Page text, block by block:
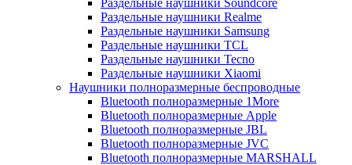
Раздельные наушники Soundcore
Раздельные наушники Realme
Раздельные наушники Samsung
Раздельные наушники TCL
Раздельные наушники Tecno
Раздельные наушники Xiaomi
Наушники полноразмерные беспроводные
Bluetooth полноразмерные 1More
Bluetooth полноразмерные Apple
Bluetooth полноразмерные JBL
Bluetooth полноразмерные JVC
Bluetooth полноразмерные MARSHALL